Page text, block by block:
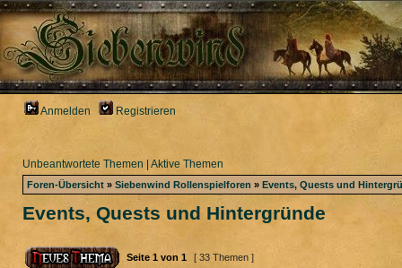
Anmelden Registrieren
Unbeantwortete Themen Aktive Themen
Foren-Übersicht » Siebenwind Rollenspielforen » Events, Quests und
Events, Quests und Hintergründe
Seite 1 von 1 [ 33 Themen ]